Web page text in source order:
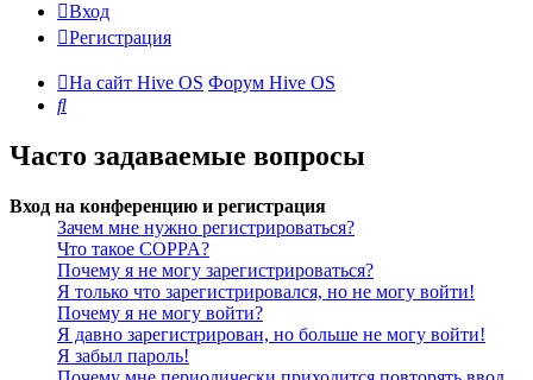
Вход
Регистрация
На сайт Hive OS Форум Hive OS
Поиск
Часто задаваемые вопросы
Вход на конференцию и регистрация
Зачем мне нужно регистрироваться?
Что такое COPPA?
Почему я не могу зарегистрироваться?
Я только что зарегистрировался, но не могу войти!
Почему я не могу войти?
Я давно зарегистрирован, но больше не могу войти!
Я забыл пароль!